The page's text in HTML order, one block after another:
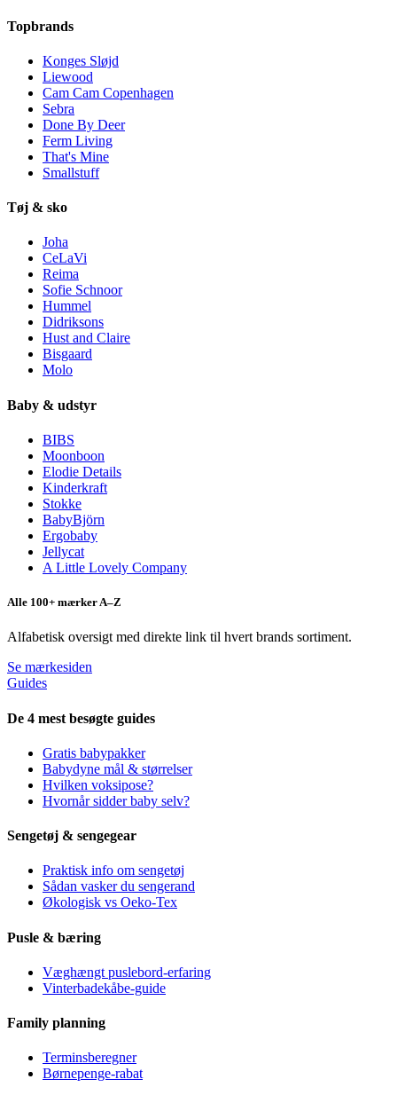
Topbrands
Konges Sløjd
Liewood
Cam Cam Copenhagen
Sebra
Done By Deer
Ferm Living
That's Mine
Smallstuff
Tøj & sko
Joha
CeLaVi
Reima
Sofie Schnoor
Hummel
Didriksons
Hust and Claire
Bisgaard
Molo
Baby & udstyr
BIBS
Moonboon
Elodie Details
Kinderkraft
Stokke
BabyBjörn
Ergobaby
Jellycat
A Little Lovely Company
Alle 100+ mærker A–Z
Alfabetisk oversigt med direkte link til hvert brands sortiment.
Se mærkesiden
Guides
De 4 mest besøgte guides
Gratis babypakker
Babydyne mål & størrelser
Hvilken voksipose?
Hvornår sidder baby selv?
Sengetøj & sengegear
Praktisk info om sengetøj
Sådan vasker du sengerand
Økologisk vs Oeko-Tex
Pusle & bæring
Væghængt puslebord-erfaring
Vinterbadekåbe-guide
Family planning
Terminsberegner
Børnepenge-rabat